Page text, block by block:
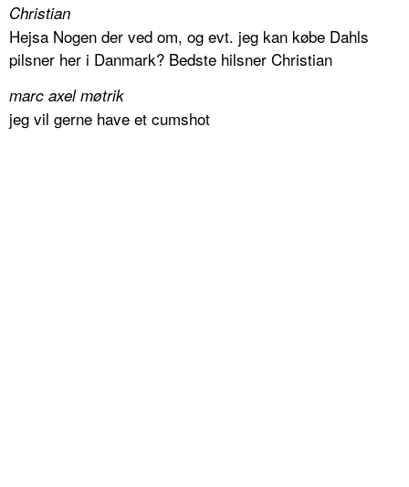
Christian
Hejsa Nogen der ved om, og evt. jeg kan købe Dahls
pilsner her i Danmark? Bedste hilsner Christian
marc axel møtrik
jeg vil gerne have et cumshot